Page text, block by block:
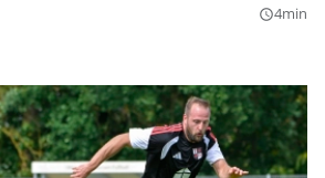
query_builder4min